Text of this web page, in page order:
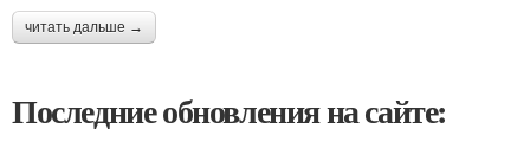
читать дальше →
Последние обновления на сайте: